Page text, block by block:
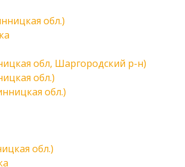
обл.)
обл, Шаргородский р-н)
обл.)
обл.)
обл.)